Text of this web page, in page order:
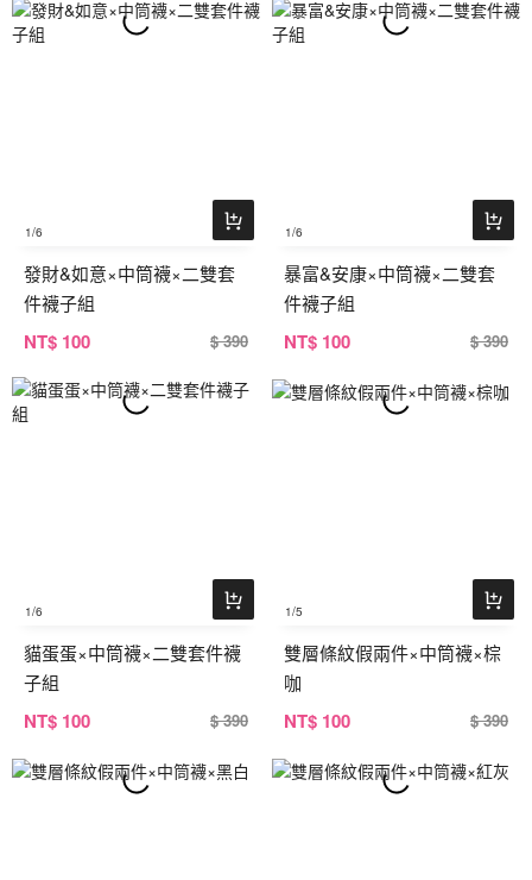
1/6
發財&如意×中筒襪×二雙套
件襪子組
NT$ 100 $ 390
1/6
暴富&安康×中筒襪×二雙套
件襪子組
NT$ 100 $ 390
1/6
貓蛋蛋×中筒襪×二雙套件襪
子組
NT$ 100 $ 390
1/5
雙層條紋假兩件×中筒襪×棕
咖
NT$ 100 $ 390